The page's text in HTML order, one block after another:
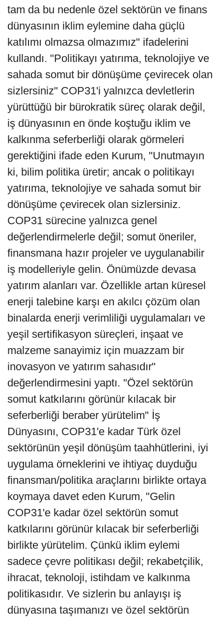
tam da bu nedenle özel sektörün ve finans
dünyasının iklim eylemine daha güçlü
katılımı olmazsa olmazımız" ifadelerini
kullandı. "Politikayı yatırıma, teknolojiye ve
sahada somut bir dönüşüme çevirecek olan
sizlersiniz" COP31'i yalnızca devletlerin
yürüttüğü bir bürokratik süreç olarak değil,
iş dünyasının en önde koştuğu iklim ve
kalkınma seferberliği olarak görmeleri
gerektiğini ifade eden Kurum, "Unutmayın
ki, bilim politika üretir; ancak o politikayı
yatırıma, teknolojiye ve sahada somut bir
dönüşüme çevirecek olan sizlersiniz.
COP31 sürecine yalnızca genel
değerlendirmelerle değil; somut öneriler,
finansmana hazır projeler ve uygulanabilir
iş modelleriyle gelin. Önümüzde devasa
yatırım alanları var. Özellikle artan küresel
enerji talebine karşı en akılcı çözüm olan
binalarda enerji verimliliği uygulamaları ve
yeşil sertifikasyon süreçleri, inşaat ve
malzeme sanayimiz için muazzam bir
inovasyon ve yatırım sahasıdır"
değerlendirmesini yaptı. "Özel sektörün
somut katkılarını görünür kılacak bir
seferberliği beraber yürütelim" İş
Dünyasını, COP31'e kadar Türk özel
sektörünün yeşil dönüşüm taahhütlerini, iyi
uygulama örneklerini ve ihtiyaç duyduğu
finansman/politika araçlarını birlikte ortaya
koymaya davet eden Kurum, "Gelin
COP31'e kadar özel sektörün somut
katkılarını görünür kılacak bir seferberliği
birlikte yürütelim. Çünkü iklim eylemi
sadece çevre politikası değil; rekabetçilik,
ihracat, teknoloji, istihdam ve kalkınma
politikasıdır. Ve sizlerin bu anlayışı iş
dünyasına taşımanızı ve özel sektörün